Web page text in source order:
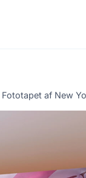
Fototapet af New